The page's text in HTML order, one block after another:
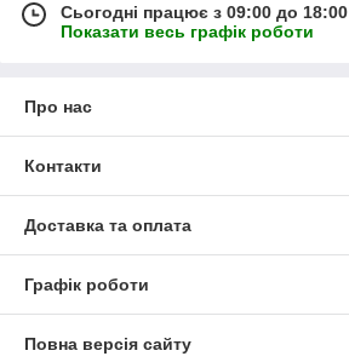
Сьогодні працює з 09:00 до 18:00
Показати весь графік роботи
Про нас
Контакти
Доставка та оплата
Графік роботи
Повна версія сайту